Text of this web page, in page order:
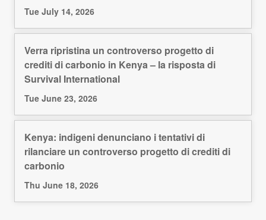
Tue July 14, 2026
Verra ripristina un controverso progetto di
crediti di carbonio in Kenya – la risposta di
Survival International
Tue June 23, 2026
Kenya: indigeni denunciano i tentativi di
rilanciare un controverso progetto di crediti di
carbonio
Thu June 18, 2026